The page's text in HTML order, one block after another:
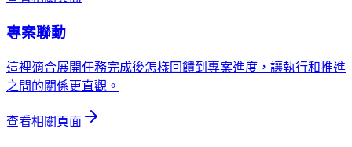
專案聯動
這裡適合展開任務完成後怎樣回饋到專案進度，讓執行和推進
之間的關係更直觀。
查看相關頁面